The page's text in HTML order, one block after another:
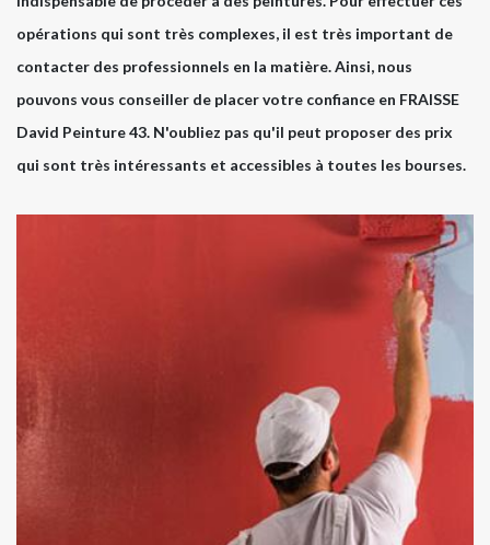
opérations qui sont très complexes, il est très important de
contacter des professionnels en la matière. Ainsi, nous
pouvons vous conseiller de placer votre confiance en FRAISSE
David Peinture 43. N'oubliez pas qu'il peut proposer des prix
qui sont très intéressants et accessibles à toutes les bourses.